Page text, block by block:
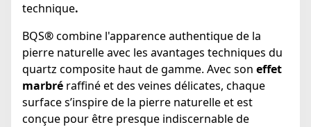
technique.
BQS®combine l'apparence authentique de la
pierre naturelle avec les avantages techniques du
quartz composite haut de gamme. Avec son effet
marbré raffiné et des veines délicates, chaque
surface s’inspire de la pierre naturelle et est
conçue pour être presque indiscernable de